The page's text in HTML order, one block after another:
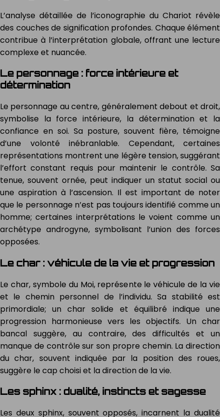
L’analyse détaillée de l’iconographie du Chariot révèle
des couches de signification profondes. Chaque élément
contribue à l’interprétation globale, offrant une lecture
complexe et nuancée.
Le personnage : force intérieure et
détermination
Le personnage au centre, généralement debout et droit,
symbolise la force intérieure, la détermination et la
confiance en soi. Sa posture, souvent fière, témoigne
d’une volonté inébranlable. Cependant, certaines
représentations montrent une légère tension, suggérant
l’effort constant requis pour maintenir le contrôle. Sa
tenue, souvent ornée, peut indiquer un statut social ou
une aspiration à l’ascension. Il est important de noter
que le personnage n’est pas toujours identifié comme un
homme; certaines interprétations le voient comme un
archétype androgyne, symbolisant l’union des forces
opposées.
Le char : véhicule de la vie et progression
Le char, symbole du Moi, représente le véhicule de la vie
et le chemin personnel de l’individu. Sa stabilité est
primordiale; un char solide et équilibré indique une
progression harmonieuse vers les objectifs. Un char
bancal suggère, au contraire, des difficultés et un
manque de contrôle sur son propre chemin. La direction
du char, souvent indiquée par la position des roues,
suggère le cap choisi et la direction de la vie.
Les sphinx : dualité, instincts et sagesse
Les deux sphinx, souvent opposés, incarnent la dualité